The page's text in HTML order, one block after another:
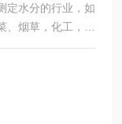
定水分的行业，如
烟草，化工，茶
胶、塑胶、纺织等
体、颗粒、粉末、
质量产品，为您